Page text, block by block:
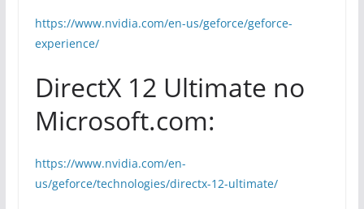
https://www.nvidia.com/en-us/geforce/geforce-
experience/
DirectX 12 Ultimate no
Microsoft.com:
https://www.nvidia.com/en-
us/geforce/technologies/directx-12-ultimate/